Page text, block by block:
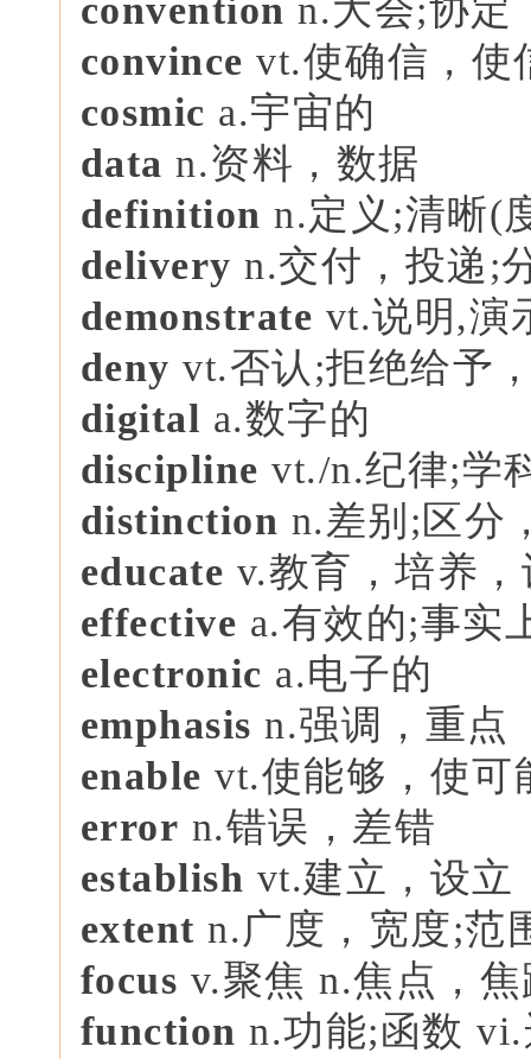
convention n.大会;协定
convince vt.使确信，使
cosmic a.宇宙的
data n.资料，数据
definition n.定义;清晰(
delivery n.交付，投递;
demonstrate vt.说明,演
deny vt.否认;拒绝给予
digital a.数字的
disciplinevt./n.纪律;学
distinction n.差别;区分
educate v.教育，培养
effective a.有效的;事实
electronic a.电子的
emphasis n.强调，重点
enable vt.使能够，使可
error n.错误，差错
establish vt.建立，设立
extent n.广度，宽度;范
focus v.聚焦 n.焦点，
functionn.功能;函数